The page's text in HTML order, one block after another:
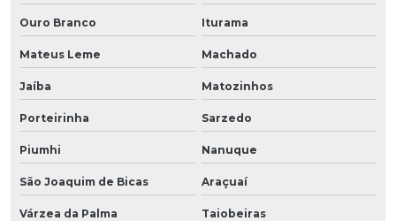
Ouro Branco Iturama
Mateus Leme Machado
Jaíba Matozinhos
Porteirinha Sarzedo
Piumhi Nanuque
São Joaquim de Bicas Araçuaí
Várzea da Palma Taiobeiras